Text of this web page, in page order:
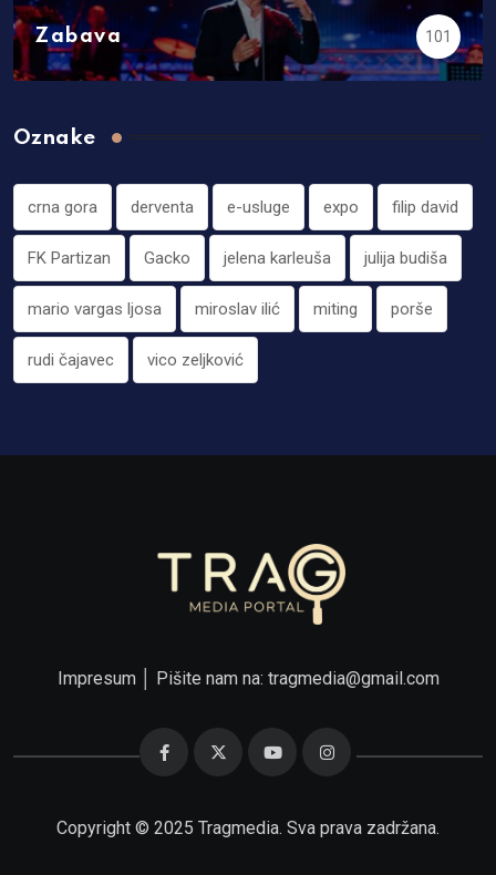
Zabava 101
Oznake
crna gora derventa e-usluge expo filip david
FK Partizan Gacko jelena karleuša julija budiša
mario vargas ljosa miroslav ilić miting porše
rudi čajavec vico zeljković
Impresum│ Pišite nam na: tragmedia@gmail.com
Copyright © 2025 Tragmedia. Sva prava zadržana.